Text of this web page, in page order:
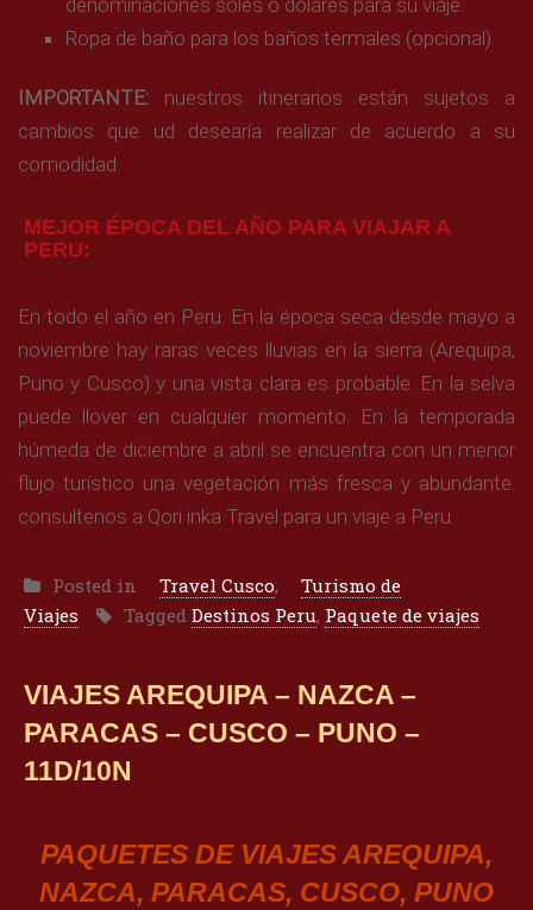
Ropa de baño para los baños termales (opcional)
IMPORTANTE: nuestros itinerarios están sujetos a
cambios que ud desearía realizar de acuerdo a su
comodidad.
MEJOR ÉPOCA DEL AÑO PARA VIAJAR A
PERU:
En todo el año en Peru. En la época seca desde mayo a
noviembre hay raras veces lluvias en la sierra (Arequipa,
Puno y Cusco) y una vista clara es probable. En la selva
puede llover en cualquier momento. En la temporada
húmeda de diciembre a abril se encuentra con un menor
flujo turístico una vegetación más fresca y abundante.
consultenos a Qori inka Travel para un viaje a Peru.
Posted in Travel Cusco,
Turismo de
Viajes
Tagged Destinos Peru, Paquete de viajes
VIAJES AREQUIPA – NAZCA –
PARACAS – CUSCO – PUNO –
11D/10N
PAQUETES DE VIAJESAREQUIPA,
NAZCA, PARACAS, CUSCO, PUNO